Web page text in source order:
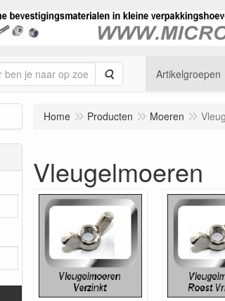
Zoeken Artikelgroepen
Home Producten Moeren
Vleugelmoeren